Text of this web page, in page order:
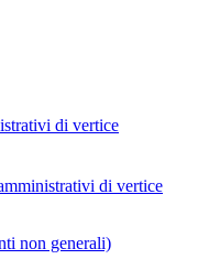
di vertice
di vertice
non generali)